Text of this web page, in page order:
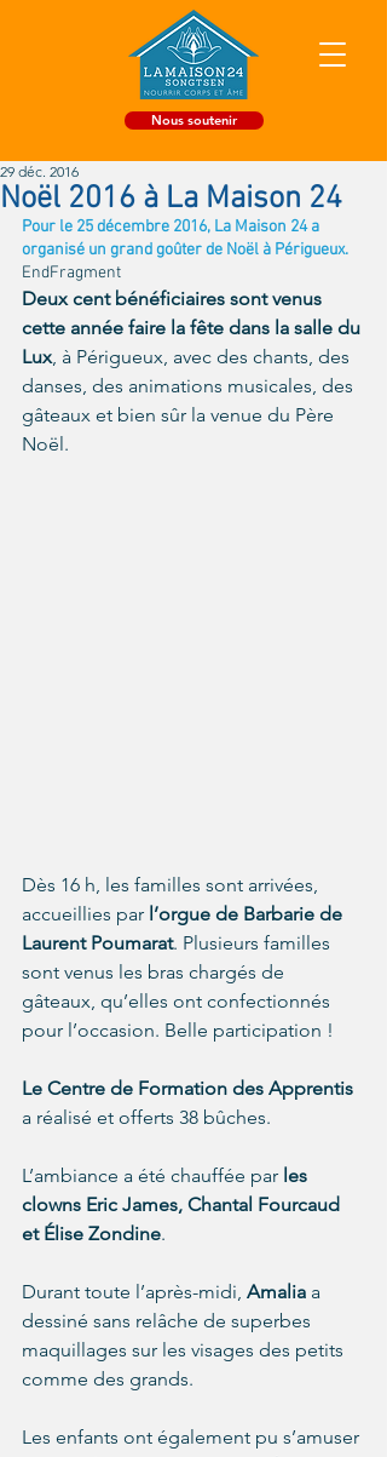
Nous soutenir
Noël 2016 à La Maison 24
29 déc. 2016
Pour le 25 décembre 2016, La Maison 24 a
organisé un grand goûter de Noël à Périgueux.
EndFragment
Deux cent bénéficiaires sont venus
cette année faire la fête dans la salle du
Lux, à Périgueux, avec des chants, des
danses, des animations musicales, des
gâteaux et bien sûr la venue du Père
Noël.
Dès 16 h, les familles sont arrivées,
accueillies par l’orgue de Barbarie de
Laurent Poumarat. Plusieurs familles
sont venus les bras chargés de
gâteaux, qu’elles ont confectionnés
pour l’occasion. Belle participation !
Le Centre de Formation des Apprentis
a réalisé et offerts 38 bûches.
L’ambiance a été chauffée par les
clowns Eric James, Chantal Fourcaud
et Élise Zondine.
Durant toute l’après-midi, Amalia a
dessiné sans relâche de superbes
maquillages sur les visages des petits
comme des grands.
Les enfants ont également pu s’amuser